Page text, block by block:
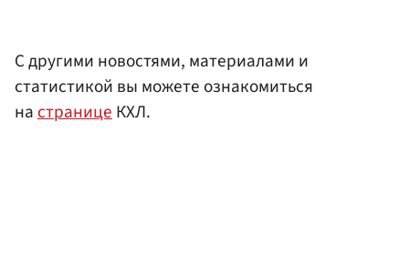
С другими новостями, материалами и
статистикой вы можете ознакомиться
настраницеКХЛ.